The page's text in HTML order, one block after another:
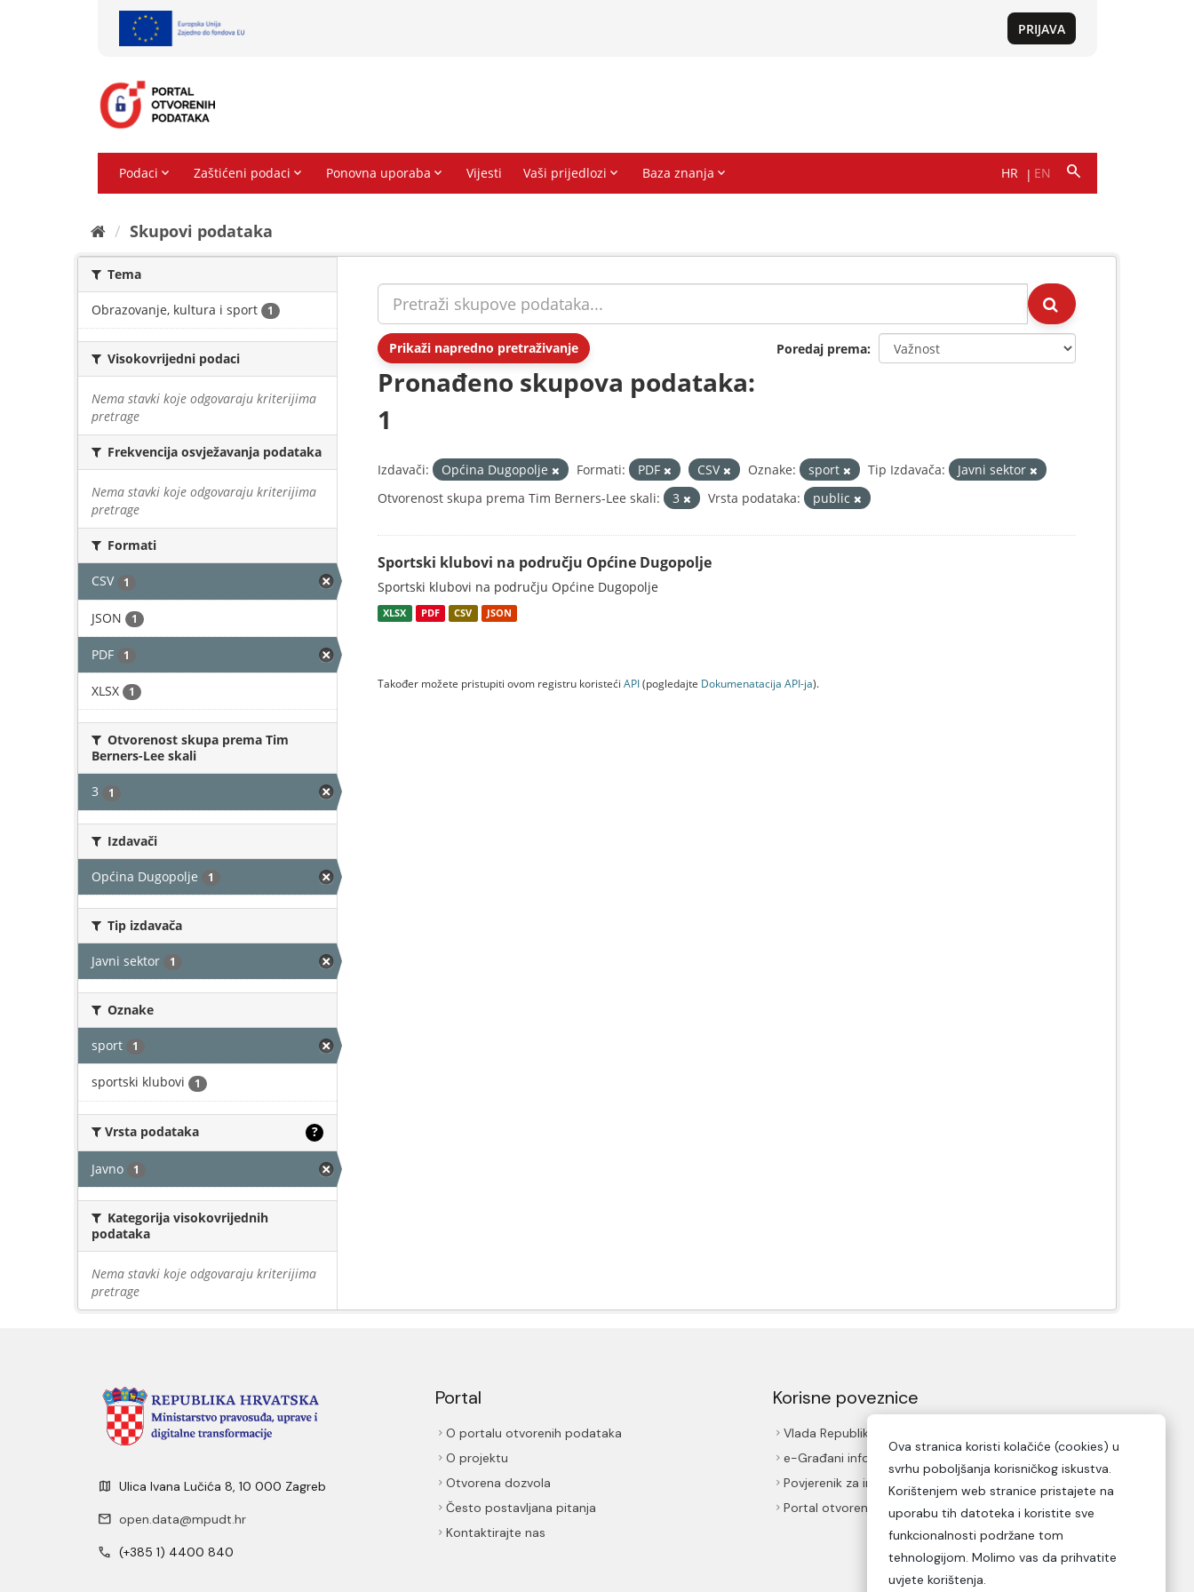
Skupovi podаtаkа
Tema
Obrazovanje, kultura i sport 1
Visokovrijedni podaci
Nema stavki koje odgovaraju kriterijima
pretrage
Frekvencija osvježavanja podataka
Nema stavki koje odgovaraju kriterijima
pretrage
Formati
CSV 1
JSON 1
PDF 1
XLSX 1
Otvorenost skupa prema Tim
Berners-Lee skali
3 1
Izdavači
Općina Dugopolje 1
Tip izdavača
Javni sektor 1
Oznake
sport 1
sportski klubovi 1
Vrsta podataka ?
Javno 1
Kategorija visokovrijednih
podataka
Nema stavki koje odgovaraju kriterijima
pretrage
Prikaži napredno pretraživanje Poredaj prema
Pronađeno skupova podataka:
1
Izdavači: Općina Dugopolje Formati: PDF CSV Oznake: sport Tip Izdavača:
Javni sektor
Otvorenost skupa prema Tim Berners-Lee skali:
3 Vrsta podataka: public
Sportski klubovi na području Općine Dugopolje
Sportski klubovi na području Općine Dugopolje
XLSX PDF CSV JSON
Također možete pristupiti ovom registru koristeći API(pogledajte Dokumenаtаcijа API-jа).